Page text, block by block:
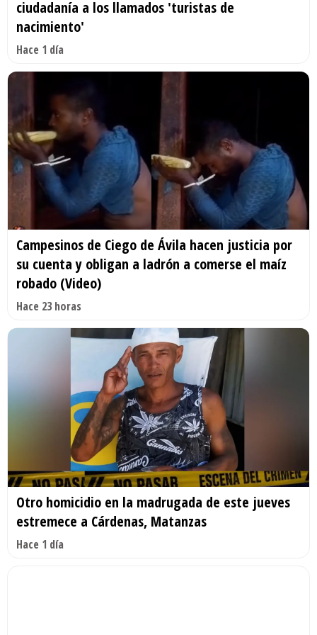
ciudadanía a los llamados 'turistas de
nacimiento'
Hace 1 día
Campesinos de Ciego de Ávila hacen justicia por
su cuenta y obligan a ladrón a comerse el maíz
robado (Video)
Hace 23 horas
Otro homicidio en la madrugada de este jueves
estremece a Cárdenas, Matanzas
Hace 1 día